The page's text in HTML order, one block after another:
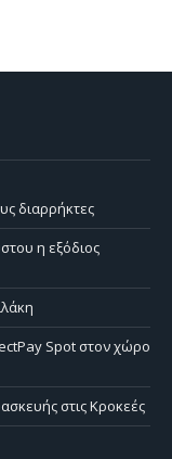
διαρρήκτες
η εξόδιος
Spot στον χώρο
στις Κροκεές